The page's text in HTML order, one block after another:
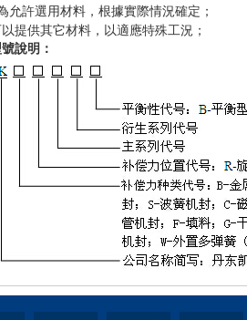
允許選用材料，根據實際情況確定；
提供其它材料，以適應特殊工況；
說明：